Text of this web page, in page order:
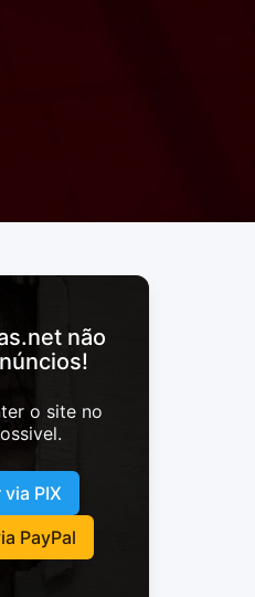
não
o site no
via PIX
PayPal